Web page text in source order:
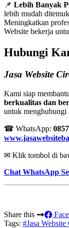
📌 Lebih Banyak
lebih mudah
Meningkatkan
Website bekerja
Hubungi
Jasa Website
Kami siap
berkualitas dan
untuk
☎ WhatsApp:
✉ Klik tombol di
Chat WhatsApp
Share this
Tags: #Jasa